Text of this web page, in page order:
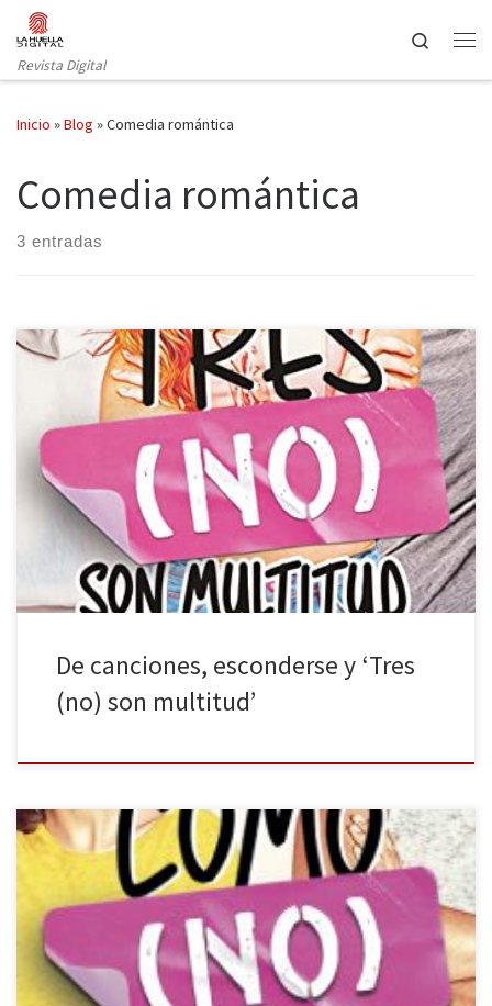
Saltar al contenido
Revista Digital
Search
Inicio »Blog »Comedia romántica
Comedia romántica
3 entradas
Tres (no) son multitud es el título del spin-off de Cómo (no)
enamorarse de Myriam M. Lejardi publicado por Elastic Books. No
encajar en la amatonorma, monógama o alosexualidad hace
plantearse las relaciones afectivo-sexuales de un modo diferente.
Esto es así porque, por regla general, no se da demasiada
visibilización […]
De canciones, esconderse y ‘Tres
(no) son multitud’
La Galera publica Cómo (no) enamorarse, una comedia romántica
de Myriam M. Lejardi. Enamorarse como acto universal puede ser
uno de los mayores tópicos falsos del mundo. No es que esté
matando el romanticismo del mundo, solo apuntar a que no todo
el mundo experimenta la atracción romántica. Existen diversas […]